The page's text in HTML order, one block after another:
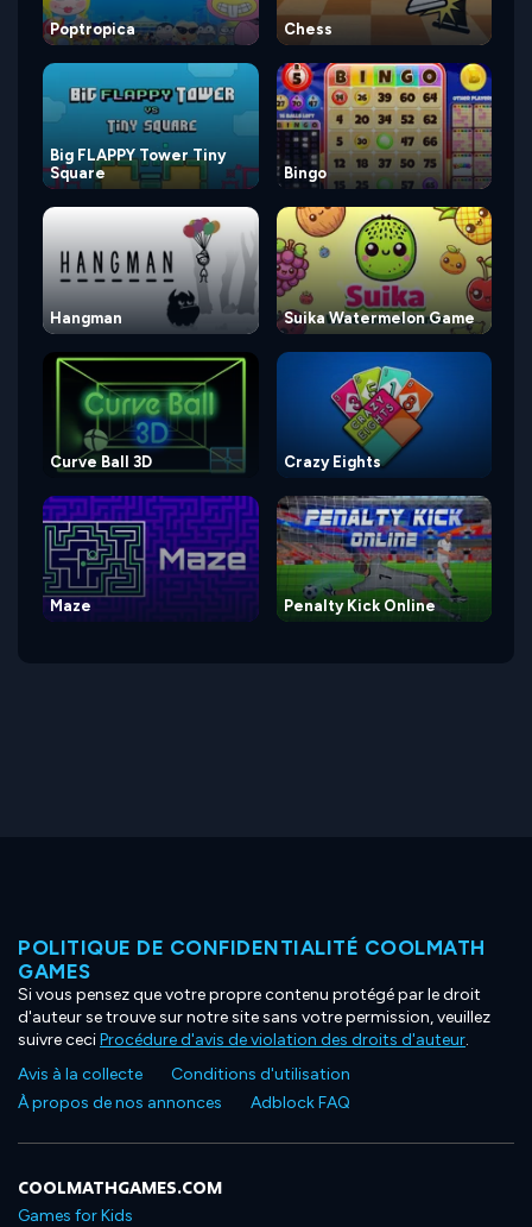
Poptropica Chess
Big FLAPPY Tower Tiny
Square
Bingo
Hangman Suika Watermelon Game
Curve Ball 3D Crazy Eights
Maze Penalty Kick Online
POLITIQUE DE CONFIDENTIALITÉ COOLMATH
GAMES
Si vous pensez que votre propre contenu protégé par le droit
d'auteur se trouve sur notre site sans votre permission, veuillez
suivre ceciProcédure d'avis de violation des droits d'auteur.
Avis à la collecte
Conditions d'utilisation
À propos de nos annonces
Adblock FAQ
COOLMATHGAMES.COM
Games for Kids